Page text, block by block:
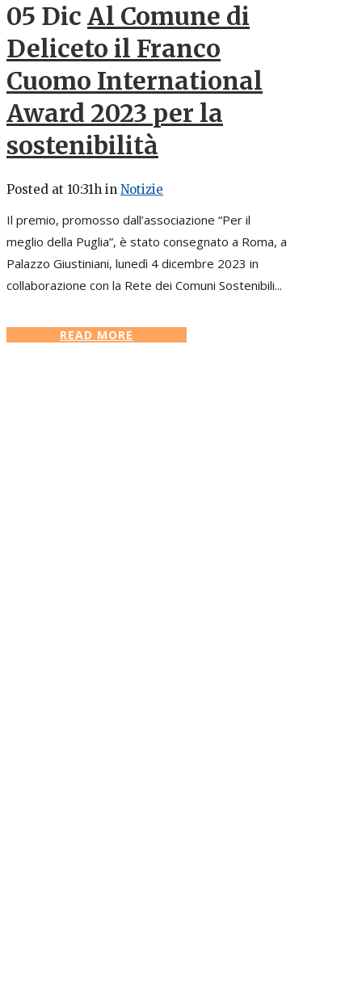
05 Dic Al Comune di
Deliceto il Franco
Cuomo International
Award 2023 per la
sostenibilità
Posted at 10:31h in Notizie
Il premio, promosso dall’associazione “Per il
meglio della Puglia”, è stato consegnato a Roma, a
Palazzo Giustiniani, lunedì 4 dicembre 2023 in
collaborazione con la Rete dei Comuni Sostenibili...
READ MORE